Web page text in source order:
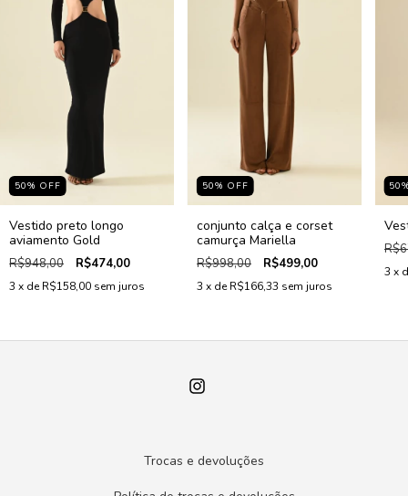
50% OFF
Vestido preto longo
aviamento Gold
R$948,00 R$474,00
3 x deR$158,00 sem juros
50% OFF
conjunto calça e corset
camurça Mariella
R$998,00 R$499,00
3 x deR$166,33 sem juros
50
3 x
Trocas e devoluções